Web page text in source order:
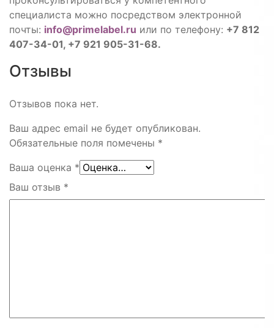
специалиста можно посредством электронной
почты: info@primelabel.ru или по телефону: +7 812
407-34-01, +7 921 905-31-68.
Отзывы
Отзывов пока нет.
Ваш адрес email не будет опубликован.
Обязательные поля помечены *
Ваша оценка *
Ваш отзыв *